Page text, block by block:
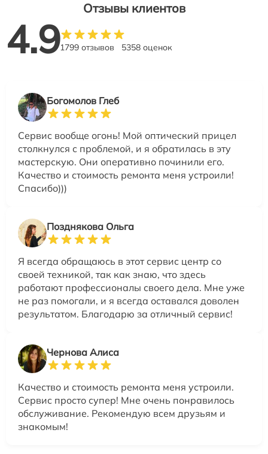
Отзывы клиентов
4.91799 отзывов 5358 оценок
Богомолов Глеб
Сервис вообще огонь! Мой оптический прицел
столкнулся с проблемой, и я обратилась в эту
мастерскую. Они оперативно починили его.
Качество и стоимость ремонта меня устроили!
Спасибо)))
Позднякова Ольга
Я всегда обращаюсь в этот сервис центр со
своей техникой, так как знаю, что здесь
работают профессионалы своего дела. Мне уже
не раз помогали, и я всегда оставался доволен
результатом. Благодарю за отличный сервис!
Чернова Алиса
Качество и стоимость ремонта меня устроили.
Сервис просто супер! Мне очень понравилось
обслуживание. Рекомендую всем друзьям и
знакомым!